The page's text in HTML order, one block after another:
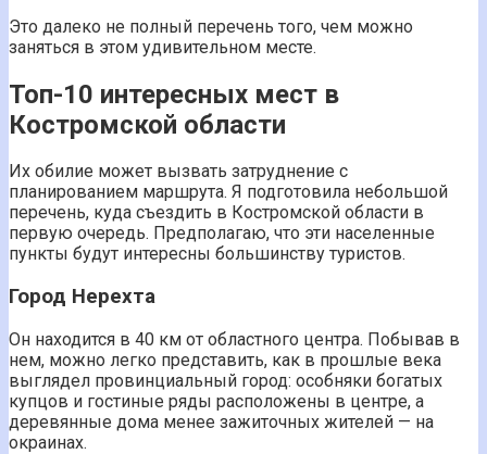
Это далеко не полный перечень того, чем можно
заняться в этом удивительном месте.
Топ-10 интересных мест в
Костромской области
Их обилие может вызвать затруднение с
планированием маршрута. Я подготовила небольшой
перечень, куда съездить в Костромской области в
первую очередь. Предполагаю, что эти населенные
пункты будут интересны большинству туристов.
Город Нерехта
Он находится в 40 км от областного центра. Побывав в
нем, можно легко представить, как в прошлые века
выглядел провинциальный город: особняки богатых
купцов и гостиные ряды расположены в центре, а
деревянные дома менее зажиточных жителей — на
окраинах.